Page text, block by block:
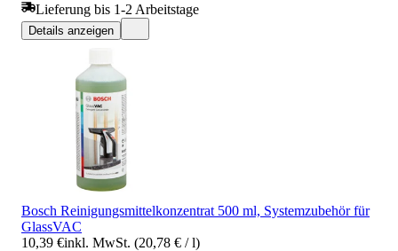
Lieferung bis 1-2 Arbeitstage
Details anzeigen
Bosch Reinigungsmittelkonzentrat 500 ml, Systemzubehör für
GlassVAC
10,39 €inkl. MwSt. (20,78 € / l)